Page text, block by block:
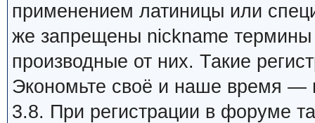
применением латиницы или
же запрещены nickname
производные от них. Такие
Экономьте своё и наше время —
3.8. При регистрации в форуме